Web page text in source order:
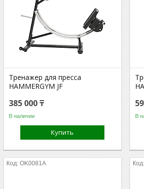
Тренажер для пресса
HAMMERGYM JF
385 000 ₸
В наличии
Купить
В
OK0081A